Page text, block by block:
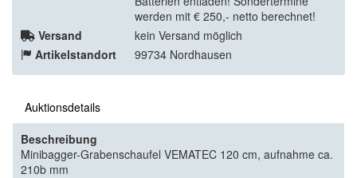
werden mit € 250,- netto berechnet!
Versand
kein Versand möglich
Artikelstandort
99734 Nordhausen
Auktionsdetails
Beschreibung
Minibagger-Grabenschaufel VEMATEC 120 cm, aufnahme ca.
210b mm